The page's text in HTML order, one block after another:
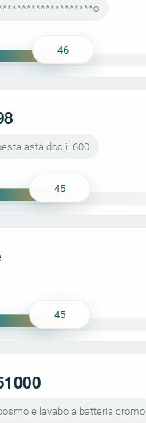
46
asta doc.ii 600
45
45
e lavabo a batteria cromo